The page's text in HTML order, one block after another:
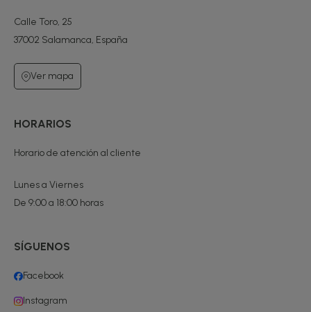
Calle Toro, 25
37002 Salamanca, España
Ver mapa
HORARIOS
Horario de atención al cliente
Lunes a Viernes
De 9:00 a 18:00 horas
SÍGUENOS
Facebook
Instagram